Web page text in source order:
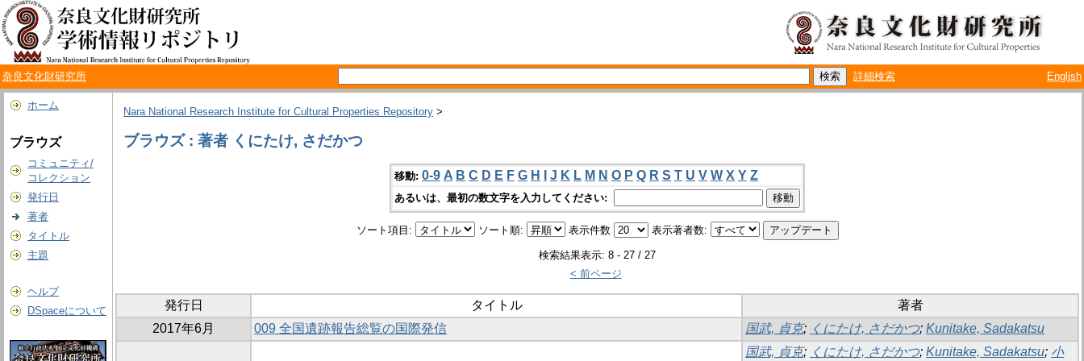
奈良文化財研究所 詳細検索 English
ホーム
ブラウズ
コミュニティ/
コレクション
発行日
著者
タイトル
主題
ヘルプ
DSpaceについて
Nara National Research Institute for Cultural Properties Repository >
ブラウズ : 著者 くにたけ, さだかつ
移動: 0-9 A B C D E F G H J K L M N O P Q R S T U V W X Y Z
あるいは、最初の数文字を入力してください:
ソート項目: ソート順: 表示件数 表示著者数:
検索結果表示: 8 - 27 / 27
< 前ページ
発行日 タイトル
著者
2017年6月
009 全国遺跡報告総覧の国際発信 国武, 貞克; くにたけ, さだかつ; Kunitake, Sadakatsu
国武, 貞克; くにたけ, さだかつ; Kunitake, Sadakatsu; 小